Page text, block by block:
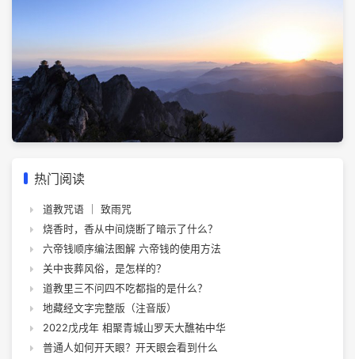
热门阅读
道教咒语 ｜ 致雨咒
烧香时，香从中间烧断了暗示了什么？
六帝钱顺序编法图解 六帝钱的使用方法
关中丧葬风俗，是怎样的？
道教里三不问四不吃都指的是什么？
地藏经文字完整版（注音版）
2022戊戌年 相聚青城山罗天大醮祐中华
普通人如何开天眼？开天眼会看到什么